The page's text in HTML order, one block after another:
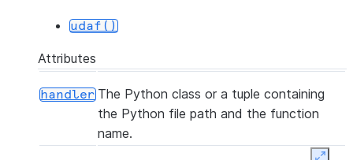
udaf()
Attributes
handler The Python class or a tuple containing
the Python file path and the function
name.